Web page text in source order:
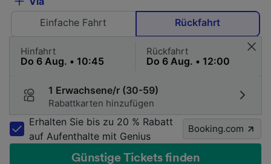
Einfache Fahrt
Rückfahrt
Hinfahrt Rückfahrt
1 Erwachsene/r (30-59)
Rabattkarten hinzufügen
Erhalten Sie bis zu 20 % Rabatt
auf Aufenthalte mit Genius
Booking.com
Günstige Tickets finden